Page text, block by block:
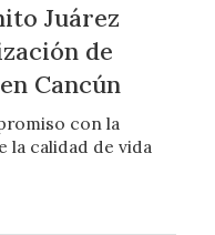
Juárez
de
Cancún
con la
la calidad de vida